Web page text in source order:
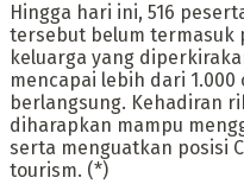
Hingga hari ini, 516
tersebut belum termasuk
keluarga yang
mencapai lebih dari 1.000
berlangsung. Kehadiran
diharapkan mampu
serta menguatkan posisi
tourism. (*)